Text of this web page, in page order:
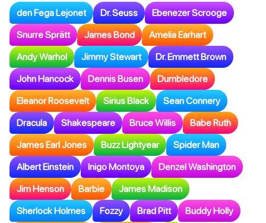
den Fega Lejonet Dr. Seuss Ebenezer Scrooge
Snurre Sprätt James Bond Amelia Earhart
Andy Warhol Jimmy Stewart Dr. Emmett Brown
John Hancock Dennis Busen Dumbledore
Eleanor Roosevelt Sirius Black Sean Connery
Dracula Shakespeare Bruce Willis Babe Ruth
James Earl Jones Buzz Lightyear Spider Man
Albert Einstein Inigo Montoya Denzel Washington
Jim Henson Barbie James Madison
Sherlock Holmes Fozzy Brad Pitt Buddy Holly